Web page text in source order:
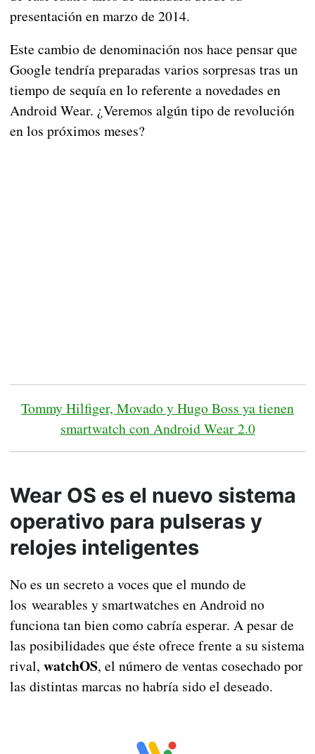
presentación en marzo de 2014.
Este cambio de denominación nos hace pensar que
Google tendría preparadas varios sorpresas tras un
tiempo de sequía en lo referente a novedades en
Android Wear. ¿Veremos algún tipo de revolución
en los próximos meses?
Tommy Hilfiger, Movado y Hugo Boss ya tienen
smartwatch con Android Wear 2.0
Wear OS es el nuevo sistema
operativo para pulseras y
relojes inteligentes
No es un secreto a voces que el mundo de
los wearables y smartwatches en Android no
funciona tan bien como cabría esperar. A pesar de
las posibilidades que éste ofrece frente a su sistema
rival, watchOS, el número de ventas cosechado por
las distintas marcas no habría sido el deseado.